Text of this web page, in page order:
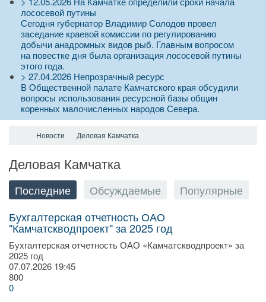
лососевой путины
Сегодня губернатор Владимир Солодов провел
заседание краевой комиссии по регулированию
добычи анадромных видов рыб. Главным вопросом
на повестке дня была организация лососевой путины
этого года.
> 27.04.2026 Непрозрачный ресурс
В Общественной палате Камчатского края обсудили
вопросы использования ресурсной базы общин
коренных малочисленных народов Севера.
Новости Деловая Камчатка
Деловая Камчатка
Последние Обсуждаемые
Популярные
Бухгалтерская отчетность ОАО
"Камчатскводпроект" за 2025 год
Бухгалтерская отчетность ОАО «Камчатскводпроект» за
2025 год
07.07.2026 19:45
800
0